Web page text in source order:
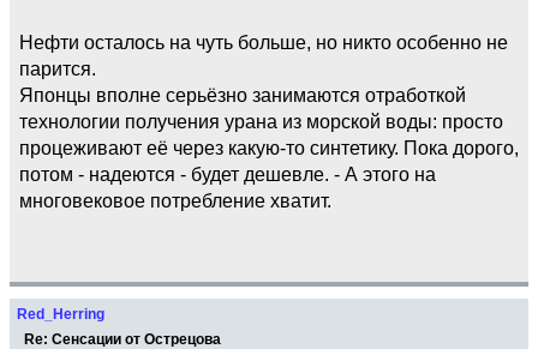
Нефти осталось на чуть больше, но никто особенно не
парится.
Японцы вполне серьёзно занимаются отработкой
технологии получения урана из морской воды: просто
процеживают её через какую-то синтетику. Пока дорого,
потом - надеются - будет дешевле. - А этого на
многовековое потребление хватит.
Red_Herring
Re: Сенсации от Острецова